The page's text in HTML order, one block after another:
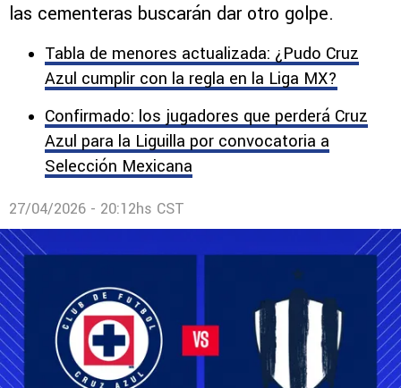
las cementeras buscarán dar otro golpe.
Tabla de menores actualizada: ¿Pudo Cruz
Azul cumplir con la regla en la Liga MX?
Confirmado: los jugadores que perderá Cruz
Azul para la Liguilla por convocatoria a
Selección Mexicana
27/04/2026 - 20:12hs CST